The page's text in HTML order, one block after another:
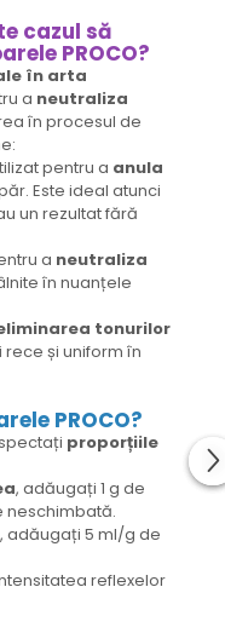
cazul să
PROCO?
în arta
a neutraliza
în procesul de
pentru a anula
Este ideal atunci
un rezultat fără
a neutraliza
în nuanțele
tonurilor
rece și uniform în
PROCO?
proporțiile
, adăugați 1 g de
neschimbată.
, adăugați 5 ml/g de
reflexelor